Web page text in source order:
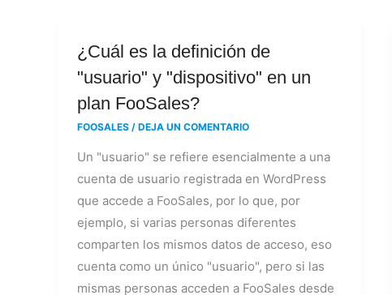
¿Cuál es la definición de
"usuario" y "dispositivo" en un
plan FooSales?
FOOSALES / DEJA UN COMENTARIO
Un "usuario" se refiere esencialmente a una
cuenta de usuario registrada en WordPress
que accede a FooSales, por lo que, por
ejemplo, si varias personas diferentes
comparten los mismos datos de acceso, eso
cuenta como un único "usuario", pero si las
mismas personas acceden a FooSales desde
¿Cuál
es
definición
"usuario"
y
"dispositivo"
en
un
plan
FooSales?